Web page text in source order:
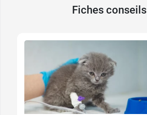
Fiches conseils